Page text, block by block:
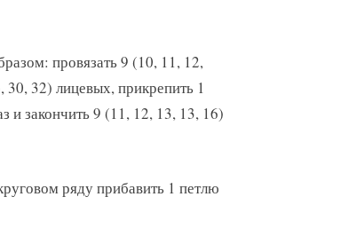
провязать 9 (10, 11, 12,
32) лицевых, прикрепить 1
закончить 9 (11, 12, 13, 13, 16)
ряду прибавить 1 петлю